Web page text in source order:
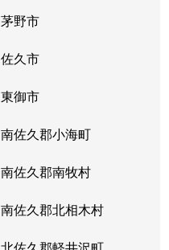
茅野市
佐久市
東御市
南佐久郡小海町
南佐久郡南牧村
南佐久郡北相木村